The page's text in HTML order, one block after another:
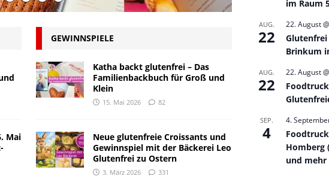
Mai
GEWINNSPIELE
Katha backt glutenfrei – Das
Familienbackbuch für Groß und
Klein
15. Mai 2026 82
Neue glutenfreie Croissants und
Gewinnspiel mit der Bäckerei Leo
Glutenfrei zu Ostern
3. März 2026 331
im Raum
AUG.
22
22. August
Brinkum
AUG.
22
22. August
SEP.
4
4.
Homberg
und mehr